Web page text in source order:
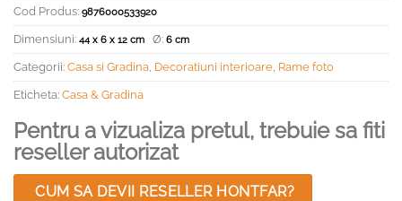
Cod Produs: 9876000533920
Dimensiuni: 44 x 6 x 12 cm Ø: 6 cm
Categorii: Casa si Gradina Decoratiuni interioare Rame foto
Eticheta: Casa & Gradina
Pentru a vizualiza pretul, trebuie sa fiti
reseller autorizat
CUM SA DEVII RESELLER HONTFAR?